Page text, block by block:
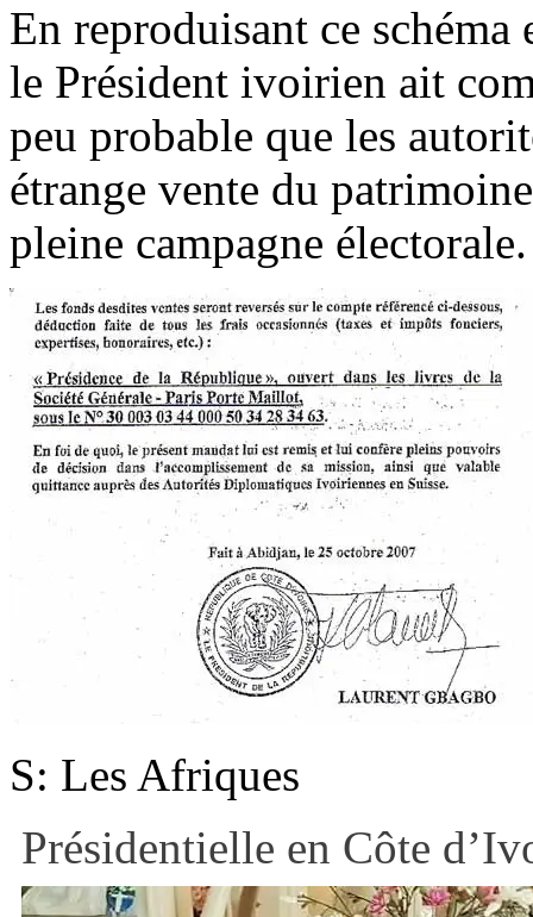
En reproduisant ce schéma
le Président ivoirien ait
peu probable que les
étrange vente du
pleine campagne électorale.
S: Les Afriques
Présidentielle en Côte